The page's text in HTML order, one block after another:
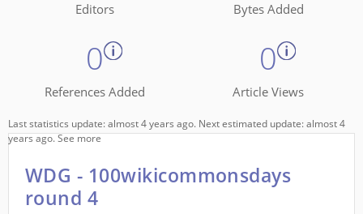
Editors Bytes Added
0
References Added
0
Article Views
Last statistics update: almost 4 years ago. Next estimated update: almost 4
years ago.See more
WDG - 100wikicommonsdays
round 4